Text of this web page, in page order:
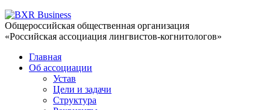
Общероссийская общественная организация
«Российская ассоциация лингвистов-когнитологов»
Главная
Об ассоциации
Устав
Цели и задачи
Структура